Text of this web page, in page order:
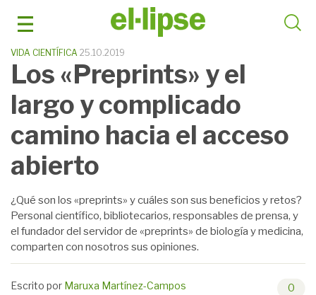
VIDA CIENTÍFICA 25.10.2019
Los «Preprints» y el
largo y complicado
camino hacia el acceso
abierto
¿Qué son los «preprints» y cuáles son sus beneficios y retos?
Personal científico, bibliotecarios, responsables de prensa, y
el fundador del servidor de «preprints» de biología y medicina,
comparten con nosotros sus opiniones.
Escrito por Maruxa Martínez-Campos 0